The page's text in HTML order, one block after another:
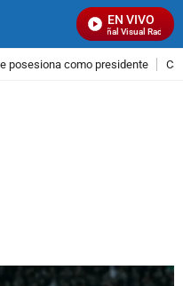
EN VIVO
Señal Visual Radio
posesiona como presidente